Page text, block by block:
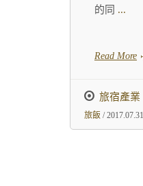
的同 ...
Read More
旅宿產業
旅飯 / 2017.07.31